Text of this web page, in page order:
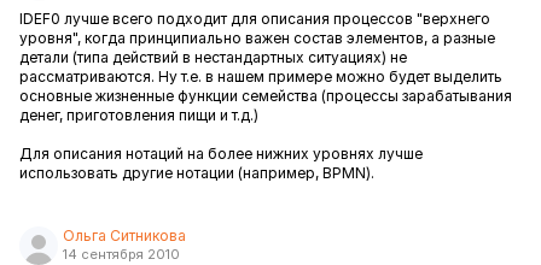
IDEF0 лучше всего подходит для описания процессов "верхнего
уровня", когда принципиально важен состав элементов, а разные
детали (типа действий в нестандартных ситуациях) не
рассматриваются. Ну т.е. в нашем примере можно будет выделить
основные жизненные функции семейства (процессы зарабатывания
денег, приготовления пищи и т.д.)
Для описания нотаций на более нижних уровнях лучше
использовать другие нотации (например, BPMN).
Ольга Ситникова
14 сентября 2010